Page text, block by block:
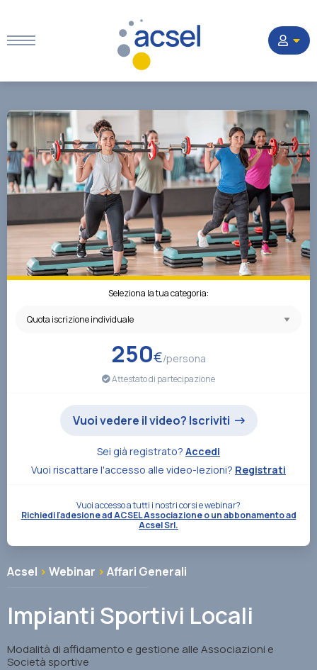
Settori
Corsi
Quesiti
La Società
Contatti
Seleziona la tua categoria:
250€/persona
Attestato di partecipazione
Vuoi vedere il video? Iscriviti
Sei già registrato? Accedi
Vuoi riscattare l'accesso alle video-lezioni? Registrati
Vuoi accesso a tutti i nostri corsi e webinar?
Richiedi l'adesione ad ACSEL Associazione o un abbonamento ad
Acsel Srl.
Acsel > Webinar > Affari Generali
Impianti Sportivi Locali
Modalità di affidamento e gestione alle Associazioni e
Società sportive